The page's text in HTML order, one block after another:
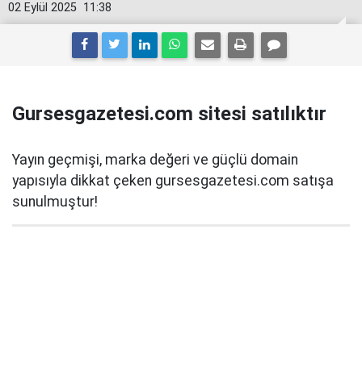
11:38
02 Eylül 2025
Gursesgazetesi.com sitesi satılıktır
Yayın geçmişi, marka değeri ve güçlü domain
yapısıyla dikkat çeken gursesgazetesi.com satışa
sunulmuştur!